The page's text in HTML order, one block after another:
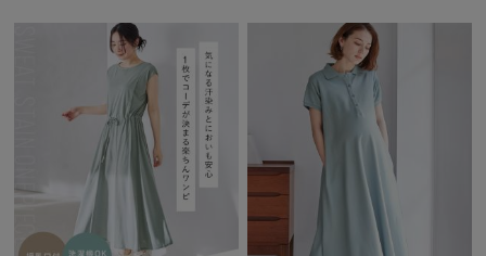
入院準備の持ち物チェック